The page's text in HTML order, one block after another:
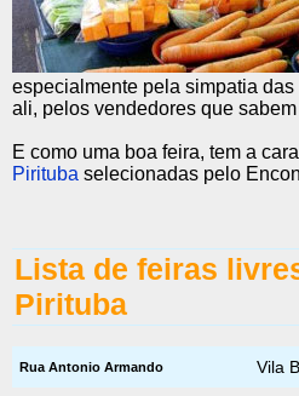
especialmente pela simpatia
ali, pelos vendedores que
E como uma boa feira, tem a
Pirituba selecionadas pelo
Lista de feiras
Pirituba
Rua Antonio Armando Vila